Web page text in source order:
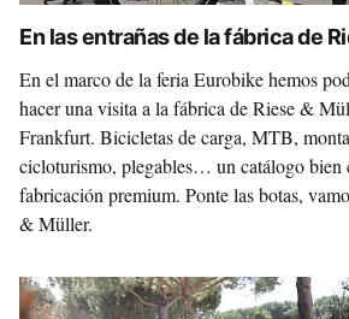
En las entrañas de la fábrica de
En el marco de la feria Eurobike hemos
hacer una visita a la fábrica de Riese &
Frankfurt. Bicicletas de carga, MTB,
cicloturismo, plegables… un catálogo bien
fabricación premium. Ponte las botas,
& Müller.